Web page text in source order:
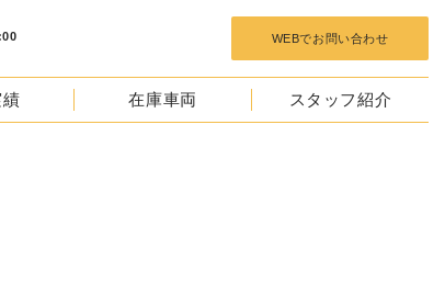
WEBでお問い合わせ
在庫車両 スタッフ紹介